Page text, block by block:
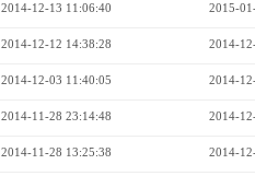
2014-12-13 11:06:40 2015-
2014-12-12 14:38:28 2014-
2014-12-03 11:40:05 2014-
2014-11-28 23:14:48 2014-
2014-11-28 13:25:38 2014-